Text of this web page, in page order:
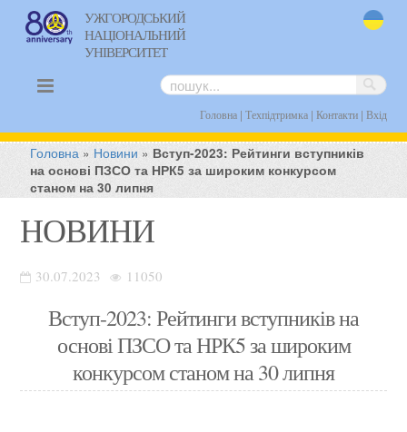
УЖГОРОДСЬКИЙ
НАЦІОНАЛЬНИЙ
УНІВЕРСИТЕТ
Головна| Техпідтримка| Контакти| Вхід
Головна » Новини » Вступ-2023: Рейтинги вступників
на основі ПЗСО та НРК5 за широким конкурсом
станом на 30 липня
НОВИНИ
30.07.2023 11050
Вступ-2023: Рейтинги вступників на
основі ПЗСО та НРК5 за широким
конкурсом станом на 30 липня